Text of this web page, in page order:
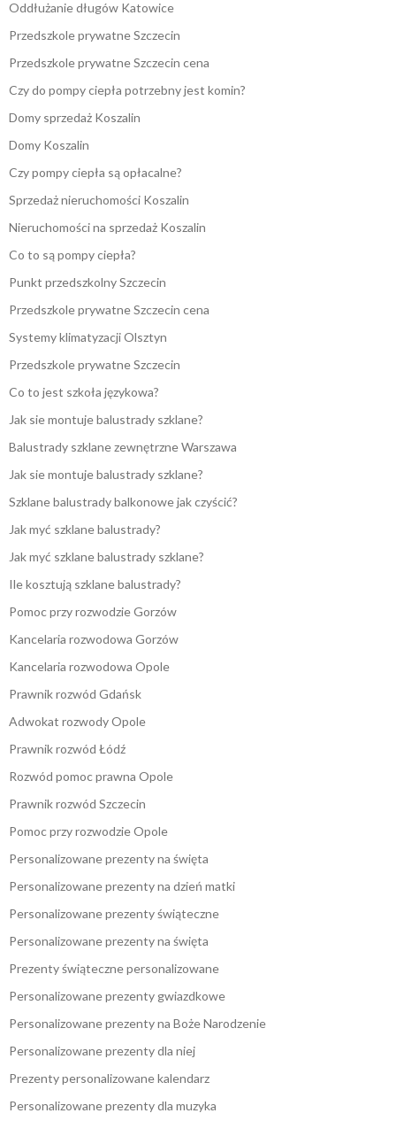
Oddłużanie długów Katowice
Przedszkole prywatne Szczecin
Przedszkole prywatne Szczecin cena
Czy do pompy ciepła potrzebny jest komin?
Domy sprzedaż Koszalin
Domy Koszalin
Czy pompy ciepła są opłacalne?
Sprzedaż nieruchomości Koszalin
Nieruchomości na sprzedaż Koszalin
Co to są pompy ciepła?
Punkt przedszkolny Szczecin
Przedszkole prywatne Szczecin cena
Systemy klimatyzacji Olsztyn
Przedszkole prywatne Szczecin
Co to jest szkoła językowa?
Jak sie montuje balustrady szklane?
Balustrady szklane zewnętrzne Warszawa
Jak sie montuje balustrady szklane?
Szklane balustrady balkonowe jak czyścić?
Jak myć szklane balustrady?
Jak myć szklane balustrady szklane?
Ile kosztują szklane balustrady?
Pomoc przy rozwodzie Gorzów
Kancelaria rozwodowa Gorzów
Kancelaria rozwodowa Opole
Prawnik rozwód Gdańsk
Adwokat rozwody Opole
Prawnik rozwód Łódź
Rozwód pomoc prawna Opole
Prawnik rozwód Szczecin
Pomoc przy rozwodzie Opole
Personalizowane prezenty na święta
Personalizowane prezenty na dzień matki
Personalizowane prezenty świąteczne
Personalizowane prezenty na święta
Prezenty świąteczne personalizowane
Personalizowane prezenty gwiazdkowe
Personalizowane prezenty na Boże Narodzenie
Personalizowane prezenty dla niej
Prezenty personalizowane kalendarz
Personalizowane prezenty dla muzyka